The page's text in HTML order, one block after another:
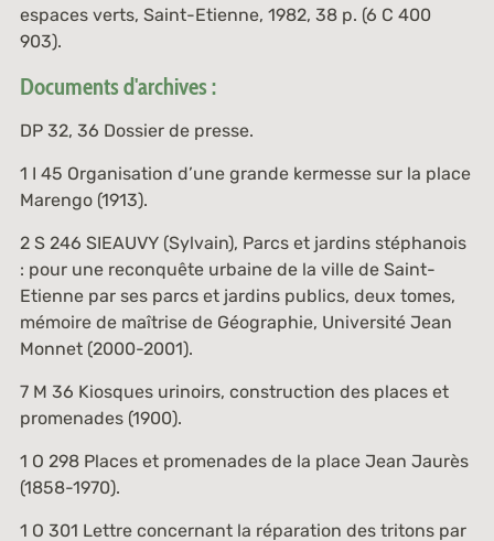
espaces verts, Saint-Etienne, 1982, 38 p. (6 C 400
903).
Documents d'archives :
DP 32, 36 Dossier de presse.
1 I 45 Organisation d’une grande kermesse sur la place
Marengo (1913).
2 S 246 SIEAUVY (Sylvain), Parcs et jardins stéphanois
: pour une reconquête urbaine de la ville de Saint-
Etienne par ses parcs et jardins publics, deux tomes,
mémoire de maîtrise de Géographie, Université Jean
Monnet (2000-2001).
7 M 36 Kiosques urinoirs, construction des places et
promenades (1900).
1 O 298Places et promenades de la place Jean Jaurès
(1858-1970).
1 O 301 Lettre concernant la réparation des tritons par